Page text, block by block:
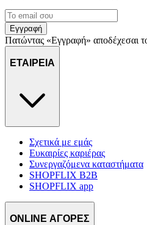
Εγγραφή
Πατώντας «Εγγραφή» αποδέχεσαι
ΕΤΑΙΡΕΙΑ
Σχετικά με εμάς
Ευκαιρίες καριέρας
Συνεργαζόμενα καταστήματα
SHOPFLIX B2B
SHOPFLIX app
ONLINE ΑΓΟΡΕΣ